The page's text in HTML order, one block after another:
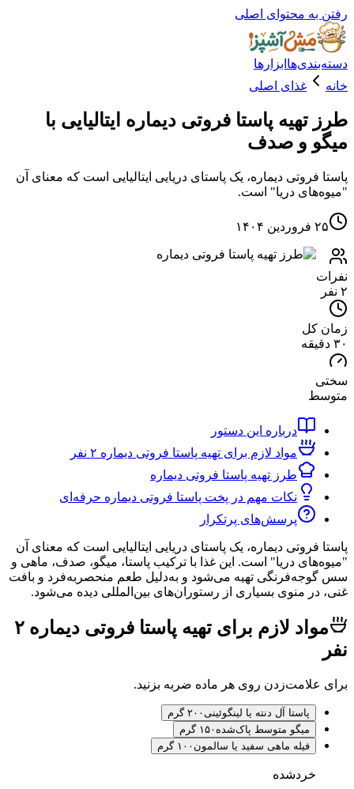
محتوای اصلی
ابزارها
غذای اصلی
پاستا فروتی دیماره ایتالیایی با
و صدف
دیماره، یک پاستای دریایی ایتالیایی است که معنای آن
دریا" است.
درباره این دستور
مواد لازم برای تهیه پاستا فروتی دیماره ۲ نفر
طرز تهیه پاستا فروتی دیماره
نکات مهم در پخت پاستا فروتی دیماره حرفه‌ای
پرسش‌های پرتکرار
دیماره، یک پاستای دریایی ایتالیایی است که معنای آن
دریا" است. این غذا با ترکیب پاستا، میگو، صدف، ماهی و
تهیه می‌شود و به‌دلیل طعم منحصربه‌فرد و بافت
منوی بسیاری از رستوران‌های بین‌المللی دیده می‌شود.
مواد لازم برای تهیه پاستا فروتی دیماره ۲
روی هر ماده ضربه بزنید.
پاستا آل دنته یا لینگوئینی ۲۰۰ گرم
میگو متوسط پاک‌شده ۱۵۰ گرم
فیله ماهی سفید یا سالمون ۱۰۰ گرم
خردشده